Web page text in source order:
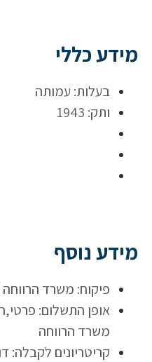
מידע כללי
בעלות: עמותה
ותק: 1943
מידע נוסף
פיקוח: משרד הרווחה
אופן התשלום:
משרד הרווחה
קריטריונים לקבלה: